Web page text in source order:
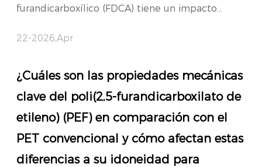
furandicarboxílico (FDCA) tiene un impacto...
22-2026,Apr
¿Cuáles son las propiedades mecánicas
clave del poli(2,5-furandicarboxilato de
etileno) (PEF) en comparación con el
PET convencional y cómo afectan estas
diferencias a su idoneidad para